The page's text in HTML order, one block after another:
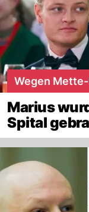
Wegen
Marius
Spital